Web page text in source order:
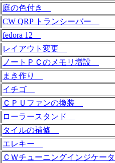
庭の色付き
CW QRP トランシーバー
fedora 12
レイアウト変更
ノートＰＣのメモリ増設
まき作り
イチゴ
ＣＰＵファンの換装
ローラースタンド
タイルの補修
エレキー
ＣＷチューニングインジケー